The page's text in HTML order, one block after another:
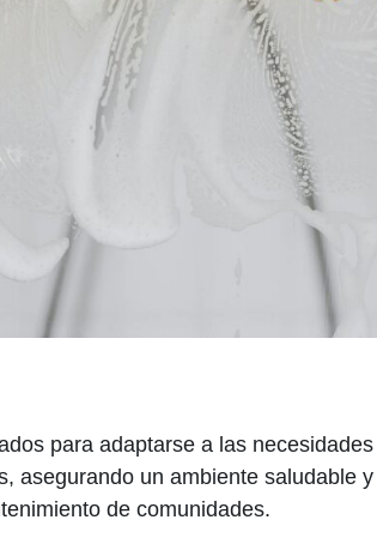
para adaptarse a las
asegurando un ambiente saludable
de comunidades.